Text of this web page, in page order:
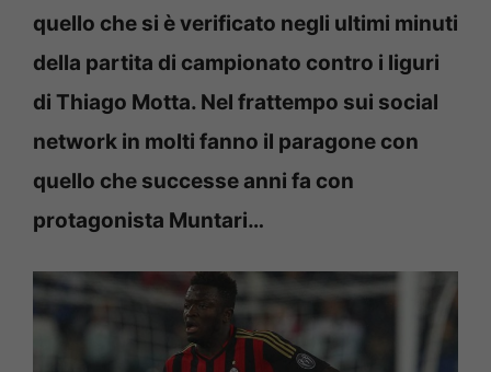
quello che si è verificato negli ultimi minuti
della partita di campionato contro i liguri
di Thiago Motta. Nel frattempo sui social
network in molti fanno il paragone con
quello che successe anni fa con
protagonista Muntari…